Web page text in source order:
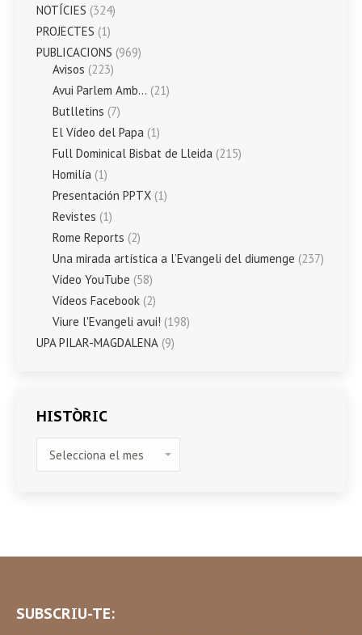
NOTÍCIES (324)
PROJECTES (1)
PUBLICACIONS (969)
Avisos (223)
Avui Parlem Amb… (21)
Butlletins (7)
El Vídeo del Papa (1)
Full Dominical Bisbat de Lleida (215)
Homilía (1)
Presentación PPTX (1)
Revistes (1)
Rome Reports (2)
Una mirada artística a l’Evangeli del diumenge (237)
Vídeo YouTube (58)
Vídeos Facebook (2)
Viure l'Evangeli avui! (198)
UPA PILAR-MAGDALENA (9)
HISTÒRIC
SUBSCRIU-TE: